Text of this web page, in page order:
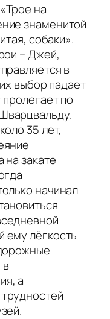
на
знаменитой
собаки».
– Джей,
в
выбор падает
по
35 лет,
на закате
начинал
лёгкость
а